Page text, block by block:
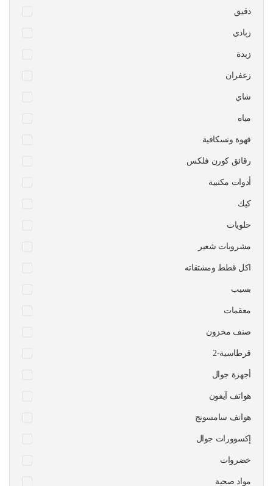
دقيق
زبادي
زبدة
زعفران
شاي
مياه
قهوة ونسكافية
رقائق كورن فلكس
أدوات مكتبية
كيك
حلويات
مشروبات شعير
اكل قطط ومشتقاته
بسيب
معقمات
صنف مخزون
قرطاسية-2
أجهزة جوال
هواتف آيفون
هواتف سامسونج
إكسوورات جوال
خضروات
مواد صحية